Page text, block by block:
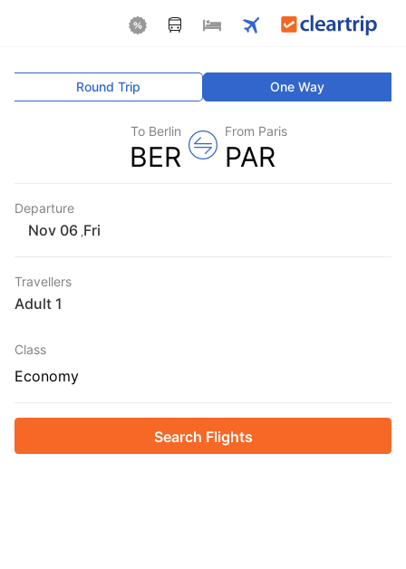
One Way
Round Trip
From Paris
PAR
To Berlin
BER
Departure
Fri
Travellers
1 Adult
Class
Economy